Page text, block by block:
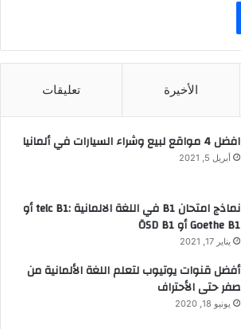
الأخيرة تعليقات
افضل 4 مواقع لبيع وشراء السيارات في ألمانيا
أبريل 5, 2021
نماذج امتحان B1 في اللغة الالمانية :telc B1 أو
Goethe B1 أو ÖSD B1
يناير 17, 2021
أفضل قنوات يوتيوب لتعلم اللغة الألمانية من
صفر حتى الأحتراف
يونيو 18, 2020